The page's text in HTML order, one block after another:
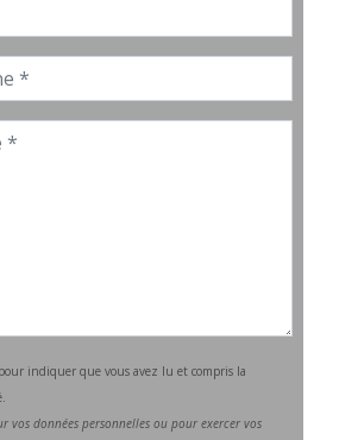
indiquer que vous avez lu et compris la
vos données personnelles ou pour exercer vos